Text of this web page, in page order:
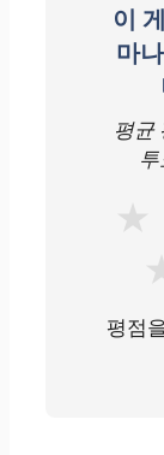
이
마
평균
★
평점